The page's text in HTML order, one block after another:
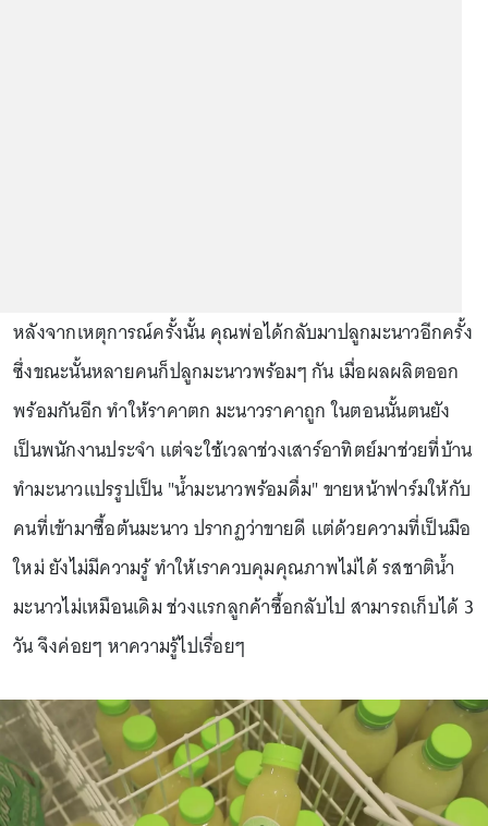
หลังจากเหตุการณ์ครั้งนั้น คุณพ่อได้กลับมาปลูกมะนาวอีกครั้ง
ซึ่งขณะนั้นหลายคนก็ปลูกมะนาวพร้อมๆ กัน เมื่อผลผลิตออก
พร้อมกันอีก ทำให้ราคาตก มะนาวราคาถูก ในตอนนั้นตนยัง
เป็นพนักงานประจำ แต่จะใช้เวลาช่วงเสาร์อาทิตย์มาช่วยที่บ้าน
ทำมะนาวแปรรูปเป็น "น้ำมะนาวพร้อมดื่ม" ขายหน้าฟาร์มให้กับ
คนที่เข้ามาซื้อต้นมะนาว ปรากฏว่าขายดี แต่ด้วยความที่เป็นมือ
ใหม่ ยังไม่มีความรู้ ทำให้เราควบคุมคุณภาพไม่ได้ รสชาติน้ำ
มะนาวไม่เหมือนเดิม ช่วงแรกลูกค้าซื้อกลับไป สามารถเก็บได้ 3
วัน จึงค่อยๆ หาความรู้ไปเรื่อยๆ